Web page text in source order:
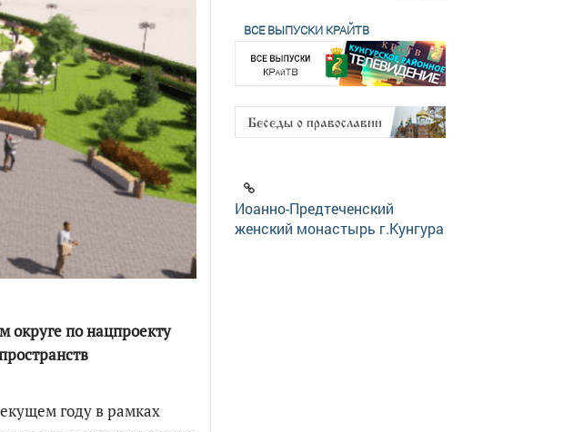
округе по нацпроекту
году в рамках
ВСЕ ВЫПУСКИ КРАЙТВ
Иоанно-Предтеченский
женский монастырь г.Кунгура